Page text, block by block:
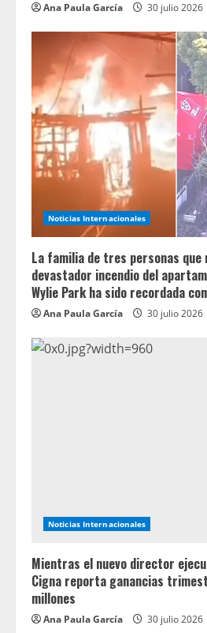
Ana Paula García 30 julio 2026
Noticias Internacionales
La familia de tres personas que
devastador incendio del
Wylie Park ha sido recordada
Ana Paula García 30 julio 2026
Noticias Internacionales
Mientras el nuevo director
Cigna reporta ganancias
millones
Ana Paula García 30 julio 2026